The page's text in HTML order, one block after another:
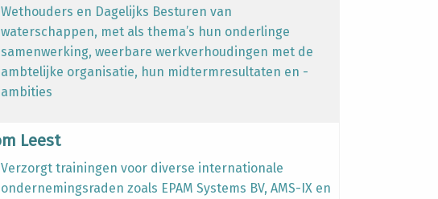
Wethouders en Dagelijks Besturen van
waterschappen, met als thema’s hun onderlinge
samenwerking, weerbare werkverhoudingen met de
ambtelijke organisatie, hun midtermresultaten en -
ambities
Leest
Verzorgt trainingen voor diverse internationale
ondernemingsraden zoals EPAM Systems BV, AMS-IX en